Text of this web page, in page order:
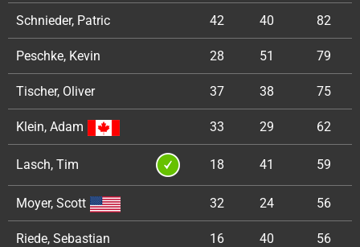
Schnieder, Patric 42 40 82
Peschke, Kevin 28 51 79
Tischer, Oliver 37 38 75
Klein, Adam 33 29 62
Lasch, Tim 18 41 59
Moyer, Scott 32 24 56
Riede, Sebastian 16 40 56